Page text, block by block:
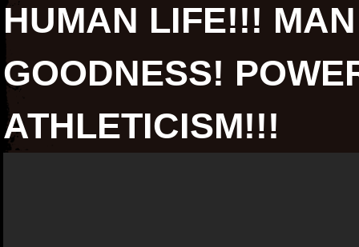
HUMAN LIFE!!!
GOODNESS!
ATHLETICISM!!!